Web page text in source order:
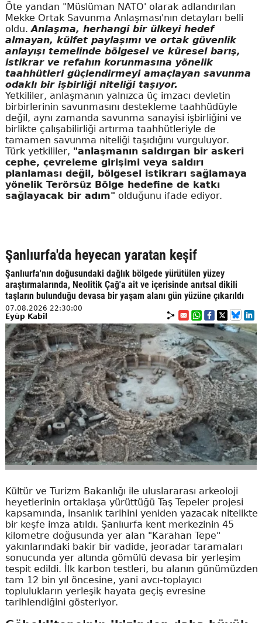
Öte yandan "Müslüman NATO' olarak adlandırılan
Mekke Ortak Savunma Anlaşması'nın detayları belli
oldu.Anlaşma, herhangi bir ülkeyi hedef
almayan, külfet paylaşımı ve ortak güvenlik
anlayışı temelinde bölgesel ve küresel barış,
istikrar ve refahın korunmasına yönelik
taahhütleri güçlendirmeyi amaçlayan savunma
odaklı bir işbirliği niteliği taşıyor.
Yetkililer, anlaşmanın yalnızca üç imzacı devletin
birbirlerinin savunmasını destekleme taahhüdüyle
değil, aynı zamanda savunma sanayisi işbirliğini ve
birlikte çalışabilirliği artırma taahhütleriyle de
tamamen savunma niteliği taşıdığını vurguluyor.
Türk yetkililer, "anlaşmanın saldırgan bir askeri
cephe, çevreleme girişimi veya saldırı
planlaması değil, bölgesel istikrarı sağlamaya
yönelik Terörsüz Bölge hedefine de katkı
sağlayacak bir adım" olduğunu ifade ediyor.
Şanlıurfa'da heyecan yaratan keşif
Şanlıurfa'nın doğusundaki dağlık bölgede yürütülen yüzey
araştırmalarında, Neolitik Çağ'a ait ve içerisinde anıtsal dikili
taşların bulunduğu devasa bir yaşam alanı gün yüzüne çıkarıldı
07.08.2026 22:30:00
Eyüp Kabil
Kültür ve Turizm Bakanlığı ile uluslararası arkeoloji
heyetlerinin ortaklaşa yürüttüğü Taş Tepeler projesi
kapsamında, insanlık tarihini yeniden yazacak nitelikte
bir keşfe imza atıldı. Şanlıurfa kent merkezinin 45
kilometre doğusunda yer alan "Karahan Tepe"
yakınlarındaki bakir bir vadide, jeoradar taramaları
sonucunda yer altında gömülü devasa bir yerleşim
tespit edildi. İlk karbon testleri, bu alanın günümüzden
tam 12 bin yıl öncesine, yani avcı-toplayıcı
toplulukların yerleşik hayata geçiş evresine
tarihlendiğini gösteriyor.